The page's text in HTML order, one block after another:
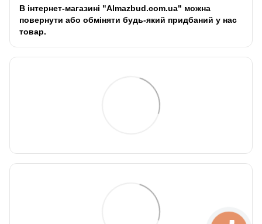
В інтернет-магазині "Almazbud.com.ua" можна
повернути або обміняти будь-який придбаний у нас
товар.